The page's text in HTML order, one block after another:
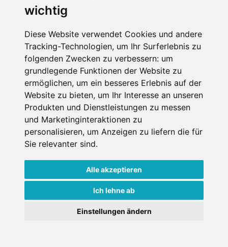
wichtig
Diese Website verwendet Cookies und andere
Tracking-Technologien, um Ihr Surferlebnis zu
folgenden Zwecken zu verbessern: um
grundlegende Funktionen der Website zu
ermöglichen, um ein besseres Erlebnis auf der
Website zu bieten, um Ihr Interesse an unseren
Produkten und Dienstleistungen zu messen
und Marketinginteraktionen zu
personalisieren, um Anzeigen zu liefern die für
Sie relevanter sind.
Alle akzeptieren
Ich lehne ab
Einstellungen ändern
Datenschutzbedingungen
Nutzungsbedingungen Impressum Kontakt
Copyright © Schneemenschen GmbH 2026